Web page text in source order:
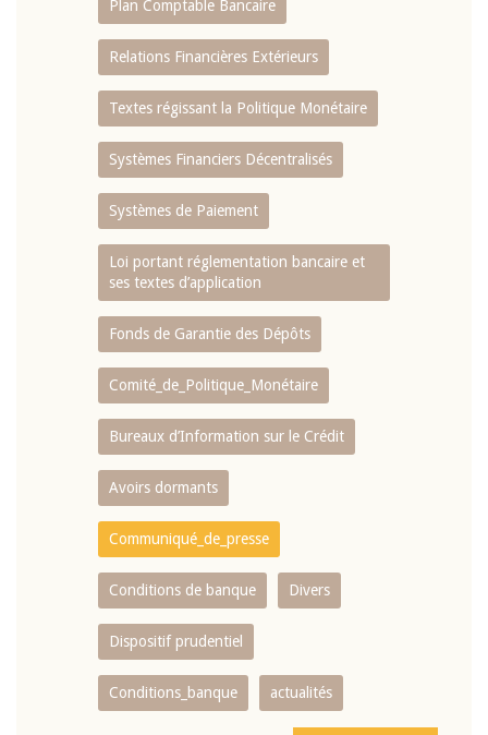
Plan Comptable Bancaire
Relations Financières Extérieurs
Textes régissant la Politique Monétaire
Systèmes Financiers Décentralisés
Systèmes de Paiement
Loi portant réglementation bancaire et
ses textes d’application
Fonds de Garantie des Dépôts
Comité_de_Politique_Monétaire
Bureaux d’Information sur le Crédit
Avoirs dormants
Communiqué_de_presse
Conditions de banque Divers
Dispositif prudentiel
Conditions_banque actualités